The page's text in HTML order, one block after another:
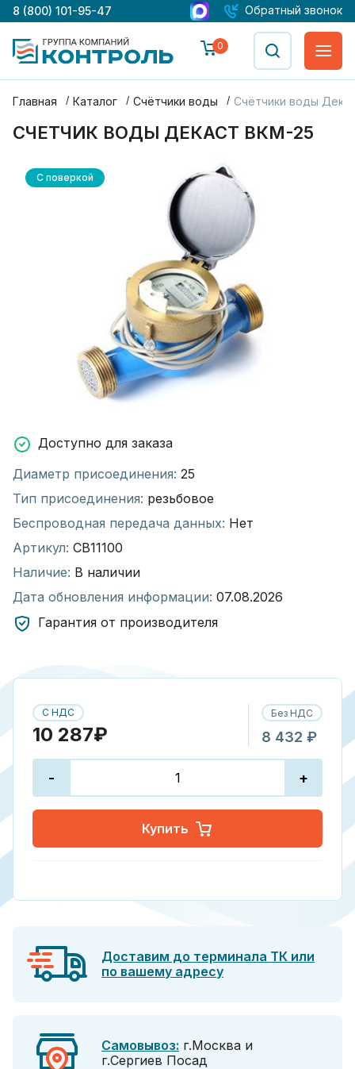
8 (800) 101-95-47 Обратный звонок
0
Главная Каталог Счётчики воды Счётчики воды
СЧЕТЧИК ВОДЫ ДЕКАСТ ВКМ-25
С поверкой
Доступно для заказа
Диаметр присоединения: 25
Тип присоединения: резьбовое
Беспроводная передача данных: Нет
Артикул: СВ11100
Наличие: В наличии
Дата обновления информации: 07.08.2026
Гарантия от производителя
С НДС
10 287₽
Без НДС
8 432 ₽
- +
Купить
Доставим до терминала ТК или
по вашему адресу
Самовывоз: г.Москва и
г.Сергиев Посад